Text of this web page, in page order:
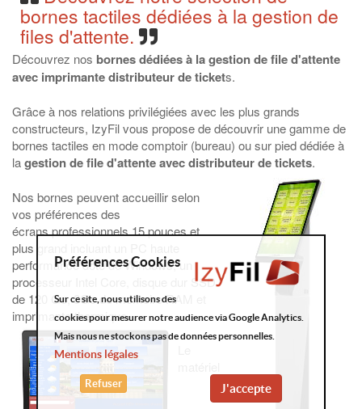
bornes tactiles dédiées à la gestion de
files d'attente.
Découvrez nos bornes dédiées à la gestion de file d'attente
avec imprimante distributeur de tickets.
Grâce à nos relations privilégiées avec les plus grands
constructeurs, IzyFil vous propose de découvrir une gamme de
bornes tactiles en mode comptoir (bureau) ou sur pied dédiée à
lagestion de file d'attente avec distributeur de tickets.
Nos bornes peuvent accueillir selon
vos préférences des
écrans professionnels 15 pouces et
plus grand incluant un PC haute
performance doté de Windows, un
processeur Intel Core, disque dur SSD
de 120 Go, 8Go de mémoire RAM et
imprimante thermique.
Préférences Cookies
Sur ce site, nous utilisons des
cookies pour mesurer notre audience via Google Analytics.
Mais nous ne stockons pas de données personnelles.
Mentions légales
J'accepte
Refuser